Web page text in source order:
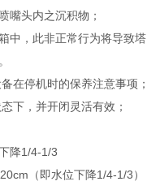
嘴头内之沉积物；
中，此非正常行为将导致塔
在停机时的保养注意事项；
下，并开闭灵活有效；
降1/4-1/3
（即水位下降1/4-1/3）